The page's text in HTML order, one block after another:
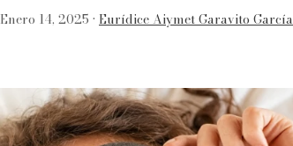
Enero 14, 2025 • Eurídice Aiymet Garavito García